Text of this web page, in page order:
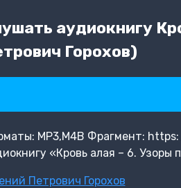
аудиокнигу
Горохов)
MP3,M4B Фрагмент:
«Кровь алая – 6. Узоры
Петрович Горохов